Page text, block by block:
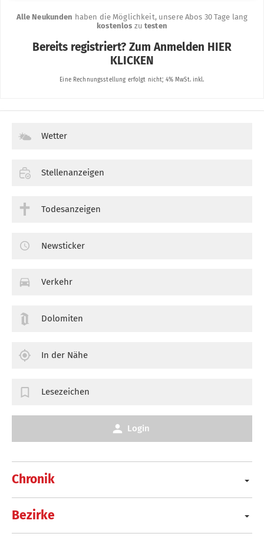
Chronik
Bezirke
Wetter
Stellenanzeigen
Todesanzeigen
Newsticker
Verkehr
Dolomiten
In der Nähe
Lesezeichen
Login